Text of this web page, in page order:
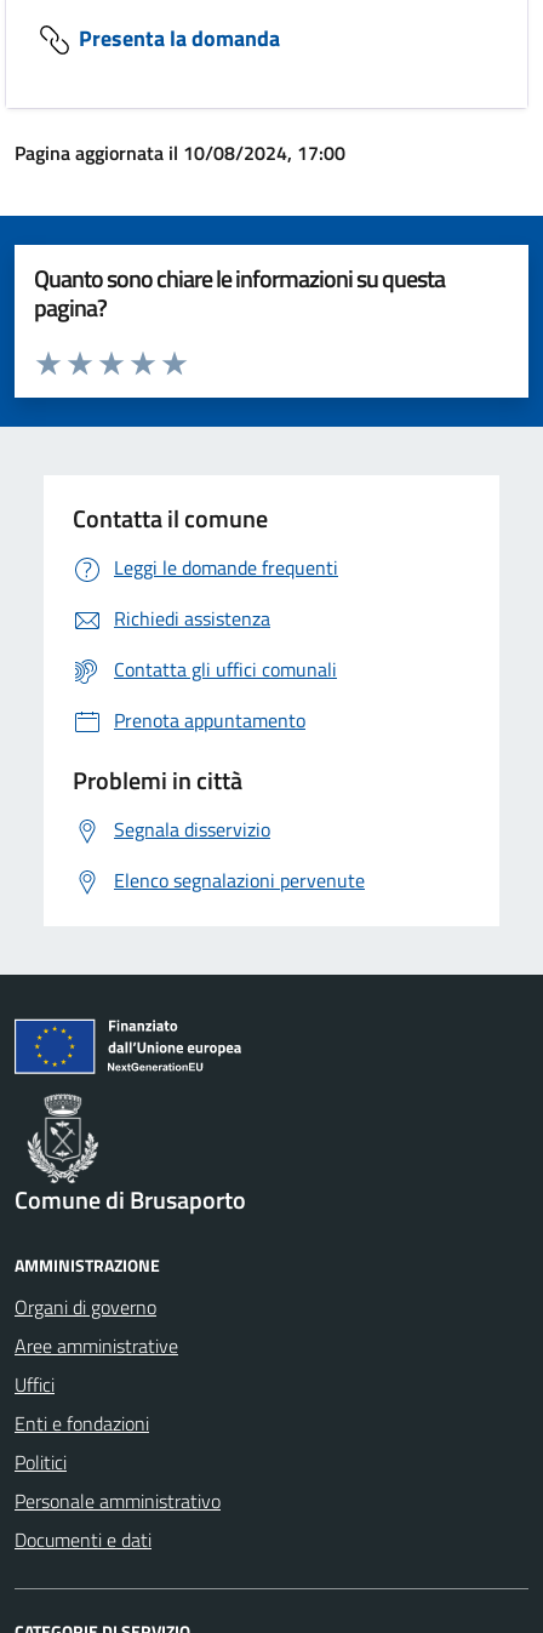
Presenta la domanda
Pagina aggiornata il 10/08/2024, 17:00
Quanto sono chiare le informazioni su questa
pagina?
Valuta da 1 a 5 stelle la pagina
Valuta 5 stelle su 5
Valuta 4 stelle su 5
Valuta 3 stelle su 5
Valuta 2 stelle su 5
Valuta 1 stelle su 5
Contatta il comune
Leggi le domande frequenti
Richiedi assistenza
Contatta gli uffici comunali
Prenota appuntamento
Problemi in città
Segnala disservizio
Elenco segnalazioni pervenute
Comune di Brusaporto
AMMINISTRAZIONE
Organi di governo
Aree amministrative
Uffici
Enti e fondazioni
Politici
Personale amministrativo
Documenti e dati